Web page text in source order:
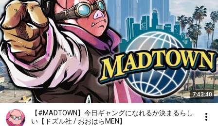
7:43:40
【#MADTOWN】今日ギャングになれるか決まるらし
い【ドズル社 / おおはらMEN】